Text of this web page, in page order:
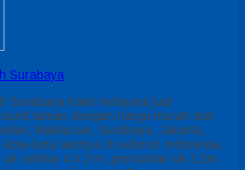
Surabaya
Surabaya Kami melayani jual
taman dengan harga murah dan
Makassar, Surabaya, Jakarta,
kota-kota lainnya di seluruh Indonesia.
sekitar 4 x 2 m ,perosotan uk 2,5m